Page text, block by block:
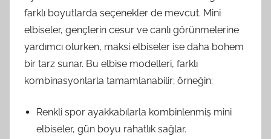
farklı boyutlarda seçenekler de mevcut. Mini
elbiseler, gençlerin cesur ve canlı görünmelerine
yardımcı olurken, maksi elbiseler ise daha bohem
bir tarz sunar. Bu elbise modelleri, farklı
kombinasyonlarla tamamlanabilir; örneğin:
Renkli spor ayakkabılarla kombinlenmiş mini
elbiseler, gün boyu rahatlık sağlar.